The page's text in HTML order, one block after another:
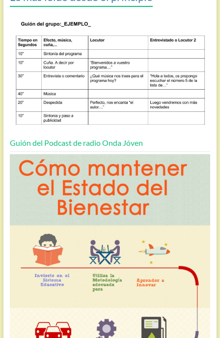
Guión del Podcast de radio Onda Jóven